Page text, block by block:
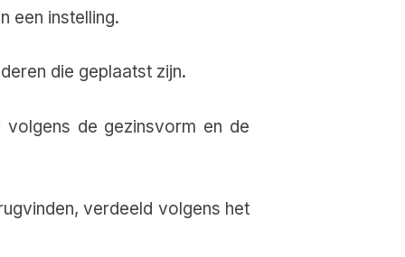
een instelling.
die geplaatst zijn.
volgens de gezinsvorm en de
verdeeld volgens het